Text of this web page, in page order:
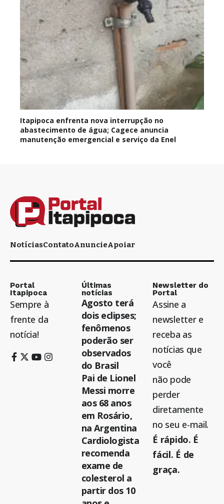
Itapipoca enfrenta nova interrupção no
abastecimento de água; Cagece anuncia
manutenção emergencial e serviço da Enel
NotíciasContatoAnuncieApoiar
Portal
Itapipoca
Sempre à
frente da
notícia!
Últimas
notícias
Agosto terá
dois eclipses;
fenômenos
poderão ser
observados
do Brasil
Pai de Lionel
Messi morre
aos 68 anos
em Rosário,
na Argentina
Cardiologista
recomenda
exame de
colesterol a
partir dos 10
Newsletter do
Portal
Assine a
newsletter e
receba as
notícias que
você
não pode
perder
diretamente
no seu e-mail.
É rápido. É
fácil. É de
graça.